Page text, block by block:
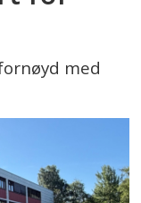
med